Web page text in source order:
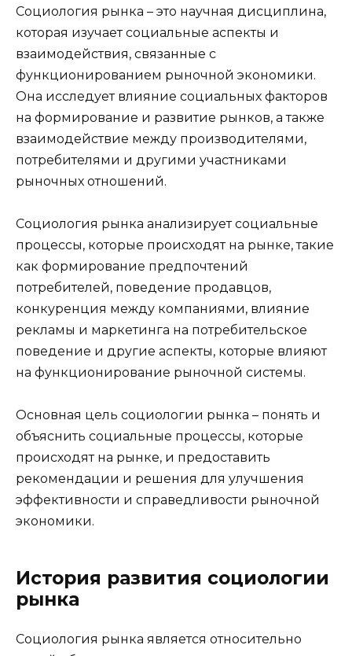
Социология рынка – это научная дисциплина,
которая изучает социальные аспекты и
взаимодействия, связанные с
функционированием рыночной экономики.
Она исследует влияние социальных факторов
на формирование и развитие рынков, а также
взаимодействие между производителями,
потребителями и другими участниками
рыночных отношений.
Социология рынка анализирует социальные
процессы, которые происходят на рынке, такие
как формирование предпочтений
потребителей, поведение продавцов,
конкуренция между компаниями, влияние
рекламы и маркетинга на потребительское
поведение и другие аспекты, которые влияют
на функционирование рыночной системы.
Основная цель социологии рынка – понять и
объяснить социальные процессы, которые
происходят на рынке, и предоставить
рекомендации и решения для улучшения
эффективности и справедливости рыночной
экономики.
История развития социологии
рынка
Социология рынка является относительно